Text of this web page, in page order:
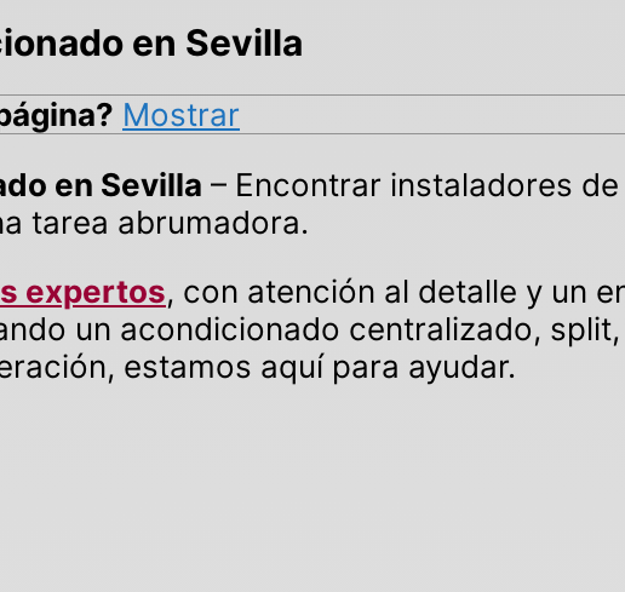
en Sevilla
Mostrar
en Sevilla – Encontrar instaladores
tarea abrumadora.
expertos, con atención al detalle y un
un acondicionado centralizado,
estamos aquí para ayudar.